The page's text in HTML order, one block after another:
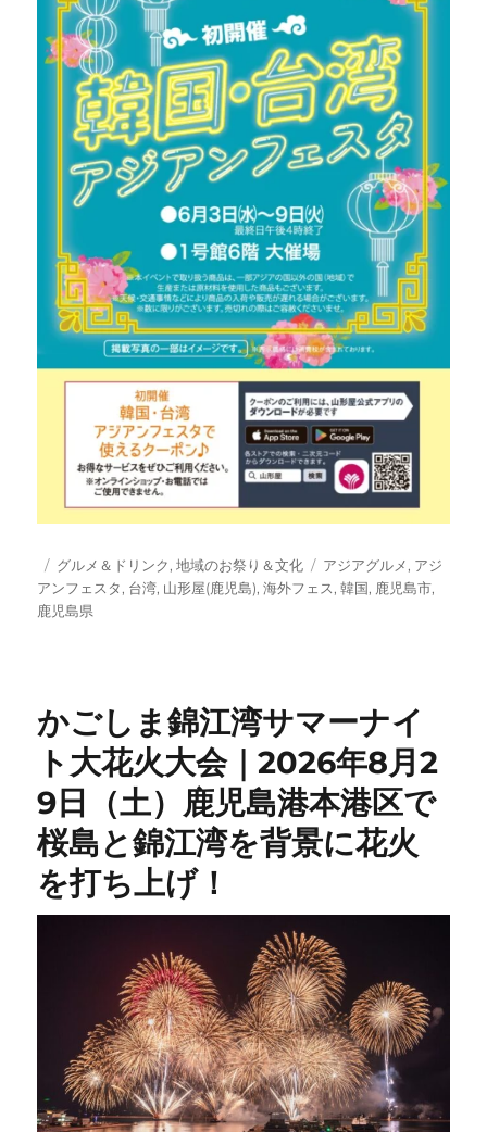
投
稿
日:
カ
テ
ゴ
グルメ＆ドリンク,地域のお祭り＆文化
タ
グ
アジアグルメ, アジ
アンフェスタ, 台湾, 山形屋(鹿児島),海外フェス,韓国, 鹿児島市,
鹿児島県
かごしま錦江湾サマーナイ
ト大花火大会｜2026年8月2
9日（土）鹿児島港本港区で
桜島と錦江湾を背景に花火
を打ち上げ！